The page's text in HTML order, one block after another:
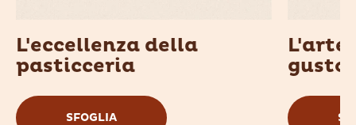
L'eccellenza della
pasticceria
SFOGLIA
L'arte